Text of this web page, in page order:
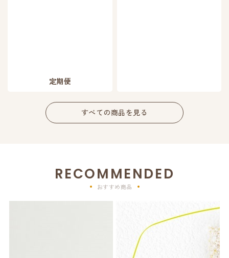
定期便
すべての商品を見る
RECOMMENDED
おすすめ商品